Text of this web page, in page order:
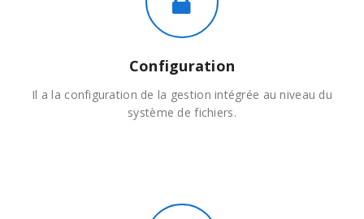
Configuration
Il a la configuration de la gestion intégrée au niveau du
système de fichiers.